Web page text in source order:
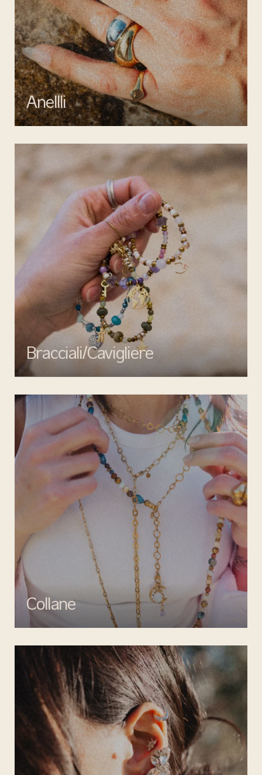
Anellli
Scopri la collezione di anelli artigianali di Mata gioielli, realizzati in
Bracciali/Cavigliere
Completa il tuo look con i bracciali e cavigliere di Mata gioielli:
Collane
Esalta il tuo look con le collane di Mata gioielli, un perfetto mix di